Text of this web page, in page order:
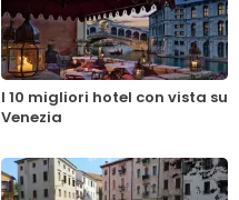
I 10 migliori hotel con vista su
Venezia